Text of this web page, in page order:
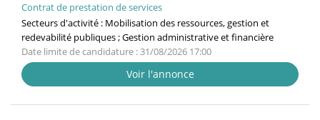
Contrat de prestation de services
Secteurs d'activité : Mobilisation des ressources, gestion et
redevabilité publiques ; Gestion administrative et financière
Date limite de candidature : 31/08/2026 17:00
Voir l'annonce